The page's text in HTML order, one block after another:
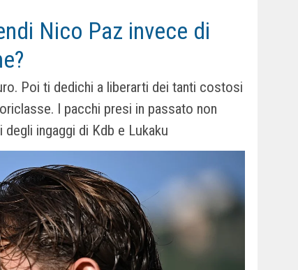
Nico Paz invece di
Poi ti dedichi a liberarti dei tanti costosi
I pacchi presi in passato non
ingaggi di Kdb e Lukaku